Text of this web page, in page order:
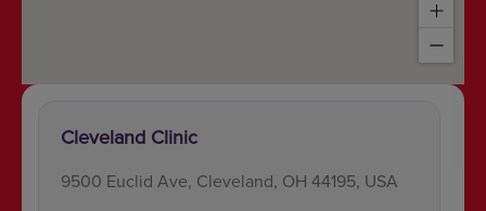
Cleveland Clinic
9500 Euclid Ave, Cleveland, OH 44195, USA